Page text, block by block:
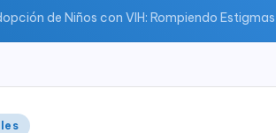
de Niños con VIH: Rompiendo